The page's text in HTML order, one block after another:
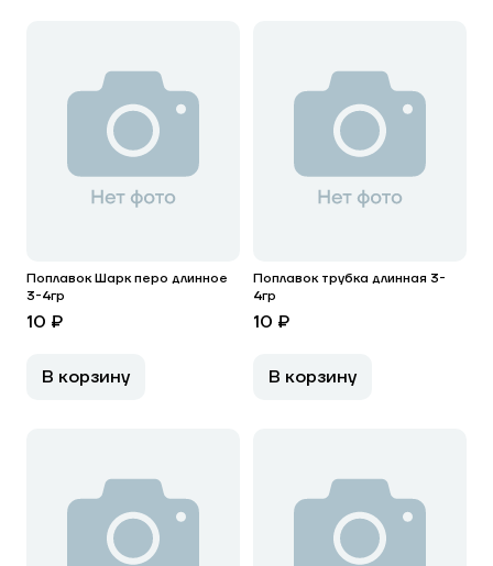
Поплавок Шарк перо длинное
3-4гр
10 ₽
В корзину
Поплавок трубка длинная 3-
4гр
10 ₽
В корзину